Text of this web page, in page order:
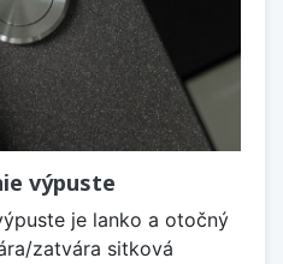
výpuste
je lanko a otočný
zatvára sitková